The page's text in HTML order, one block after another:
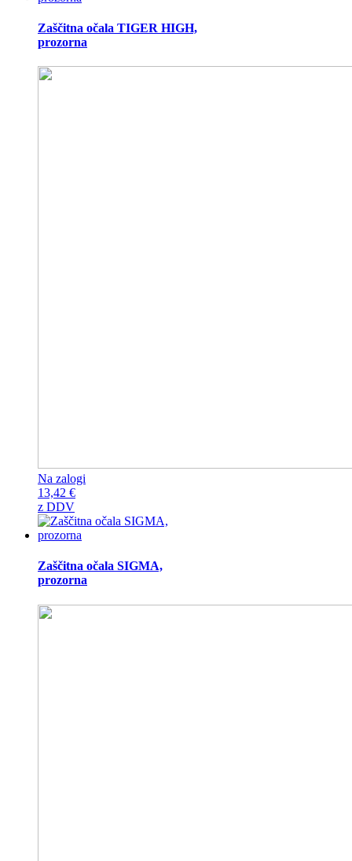
Zaščitna očala TIGER HIGH,
prozorna
Na zalogi
13,42 €
z DDV
Zaščitna očala SIGMA,
prozorna